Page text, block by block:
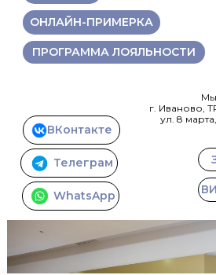
Мы
г. Иваново,
ул. 8
ОНЛАЙН-ПРИМЕРКА
ПРОГРАММА ЛОЯЛЬНОСТИ
ВКонтакте
Телеграм
WhatsApp